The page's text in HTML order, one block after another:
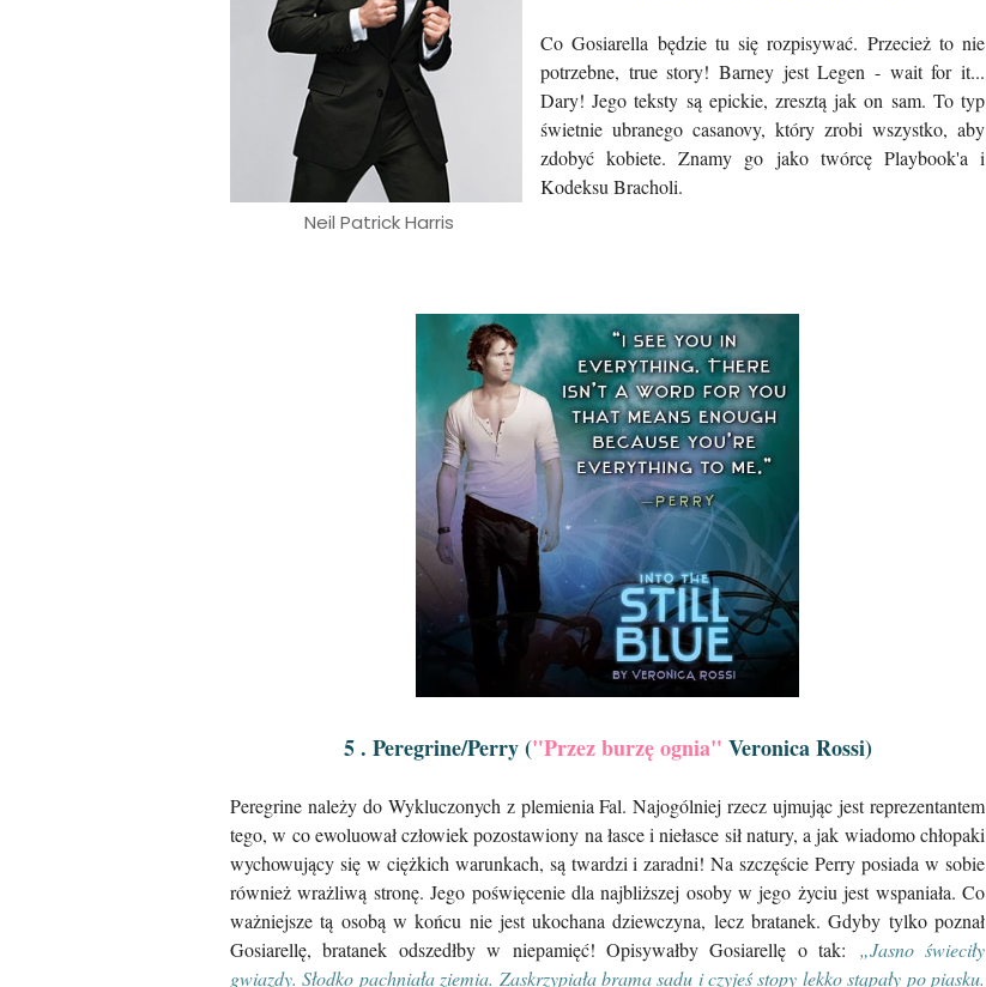
Neil Patrick Harris
Co Gosiarella będzie tu się rozpisywać. Przecież to nie
potrzebne, true story! Barney jest Legen - wait for it...
Dary! Jego teksty są epickie, zresztą jak on sam. To typ
świetnie ubranego casanovy, który zrobi wszystko, aby
zdobyć kobiete. Znamy go jako twórcę Playbook'a i
Kodeksu Bracholi.
5 . Peregrine/Perry ("Przez burzę ognia" Veronica Rossi)
Peregrine należy do Wykluczonych z plemienia Fal. Najogólniej rzecz ujmując jest reprezentantem
tego, w co ewoluował człowiek pozostawiony na łasce i niełasce sił natury, a jak wiadomo chłopaki
wychowujący się w ciężkich warunkach, są twardzi i zaradni! Na szczęście Perry posiada w sobie
również wrażliwą stronę. Jego poświęcenie dla najbliższej osoby w jego życiu jest wspaniała. Co
ważniejsze tą osobą w końcu nie jest ukochana dziewczyna, lecz bratanek. Gdyby tylko poznał
Gosiarellę, bratanek odszedłby w niepamięć! Opisywałby Gosiarellę o tak: „Jasno świeciły
gwiazdy. Słodko pachniała ziemia. Zaskrzypiała brama sadu i czyjeś stopy lekko stąpały po piasku.